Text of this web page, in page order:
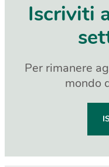
Iscriviti
Per rimanere
mondo